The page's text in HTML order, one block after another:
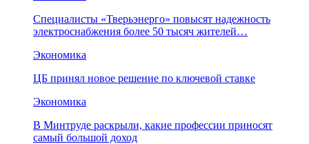
Специалисты «Тверьэнерго» повысят надежность
электроснабжения более 50 тысяч жителей…
Экономика
ЦБ принял новое решение по ключевой ставке
Экономика
В Минтруде раскрыли, какие профессии приносят
самый большой доход